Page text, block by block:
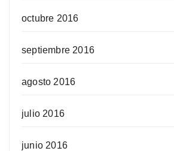
octubre 2016
septiembre 2016
agosto 2016
julio 2016
junio 2016